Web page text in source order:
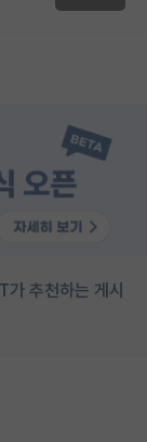
추천하는 게시